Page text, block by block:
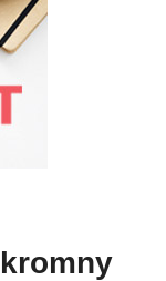
w Cieszanowie